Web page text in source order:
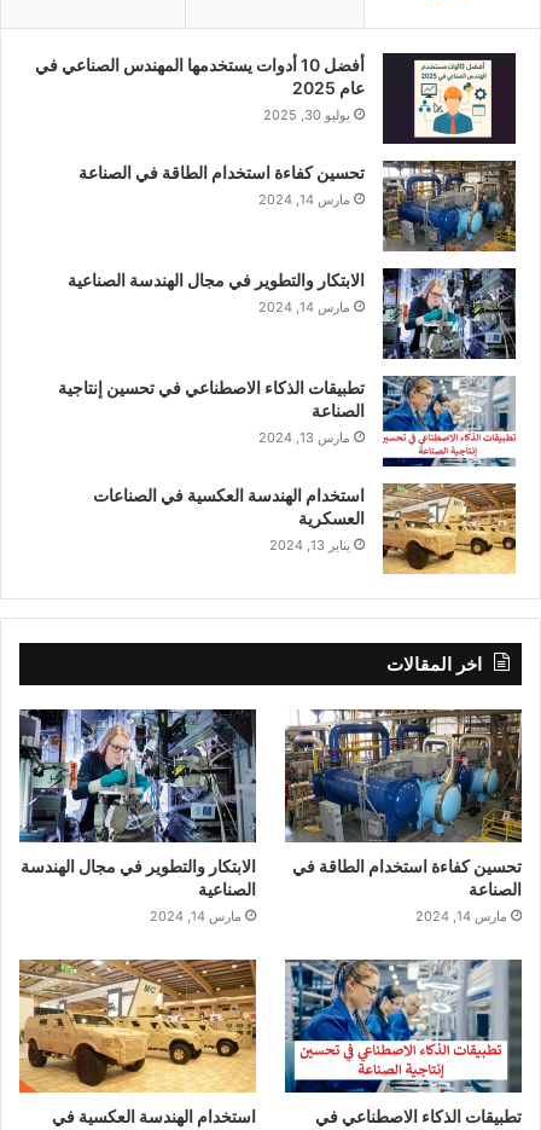
أفضل 10 أدوات يستخدمها المهندس الصناعي في
عام 2025
يوليو 30, 2025
تحسين كفاءة استخدام الطاقة في الصناعة
مارس 14, 2024
الابتكار والتطوير في مجال الهندسة الصناعية
مارس 14, 2024
تطبيقات الذكاء الاصطناعي في تحسين إنتاجية
الصناعة
مارس 13, 2024
استخدام الهندسة العكسية في الصناعات
العسكرية
يناير 13, 2024
اخر المقالات
تحسين كفاءة استخدام الطاقة في
الصناعة
مارس 14, 2024
الابتكار والتطوير في مجال الهندسة
الصناعية
مارس 14, 2024
تطبيقات الذكاء الاصطناعي في
استخدام الهندسة العكسية في